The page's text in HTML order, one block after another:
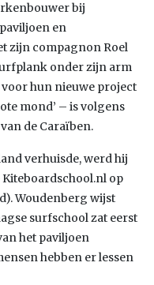
bij
en
zijn compagnon Roel
onder zijn arm
hun nieuwe project
mond’ – is volgens
de Caraïben.
verhuisde, werd hij
Kiteboardschool.nl op
Woudenberg wijst
surfschool zat eerst
het paviljoen
hebben er lessen